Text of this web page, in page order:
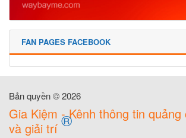
FAN PAGES FACEBOOK
Bản quyền © 2026
Gia Kiệm - Kênh thông tin
và giải trí ®